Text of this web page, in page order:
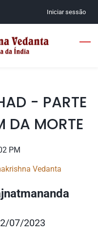
Iniciar sessão
- PARTE
DA MORTE
PM
Vedanta
07/2023